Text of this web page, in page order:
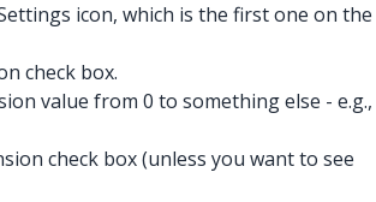
icon, which is the first one on the
check box.
value from 0 to something else - e.g.,
check box (unless you want to see